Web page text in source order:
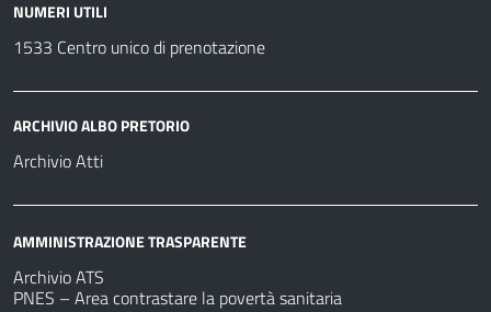
NUMERI UTILI
1533 Centro unico di prenotazione
ARCHIVIO ALBO PRETORIO
Archivio Atti
AMMINISTRAZIONE TRASPARENTE
Archivio ATS
PNES – Area contrastare la povertà sanitaria